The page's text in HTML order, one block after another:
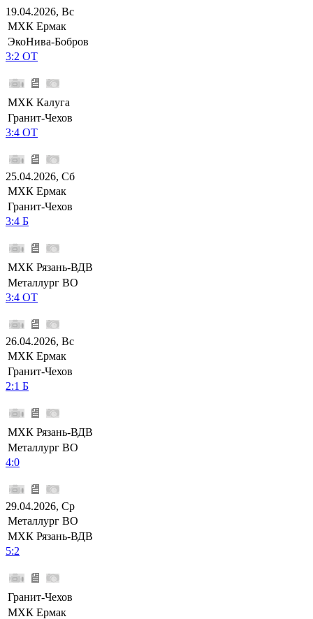
19.04.2026, Вс
МХК Ермак
ЭкоНива-Бобров
3:2 ОТ
МХК Калуга
Гранит-Чехов
3:4 ОТ
25.04.2026, Сб
МХК Ермак
Гранит-Чехов
3:4 Б
МХК Рязань-ВДВ
Металлург ВО
3:4 ОТ
26.04.2026, Вс
МХК Ермак
Гранит-Чехов
2:1 Б
МХК Рязань-ВДВ
Металлург ВО
4:0
29.04.2026, Ср
Металлург ВО
МХК Рязань-ВДВ
5:2
Гранит-Чехов
МХК Ермак